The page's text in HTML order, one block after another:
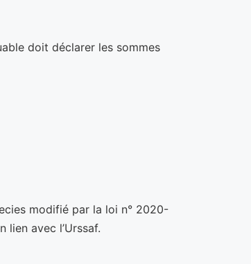
doit déclarer les sommes
modifié par la loi n° 2020-
avec l’Urssaf.